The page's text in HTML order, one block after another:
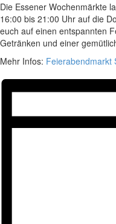
Die Essener Wochenmärkte
16:00 bis 21:00 Uhr auf die
euch auf einen entspannten
Getränken und einer
Mehr Infos: Feierabendmarkt